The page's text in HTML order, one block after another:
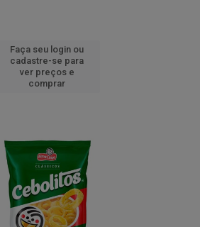
Faça seu login ou
cadastre-se para
ver preços e
comprar